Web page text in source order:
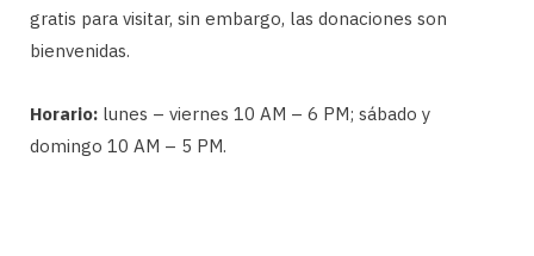
gratis para visitar, sin embargo, las donaciones son
bienvenidas.
Horario: lunes – viernes 10 AM – 6 PM; sábado y
domingo 10 AM – 5 PM.